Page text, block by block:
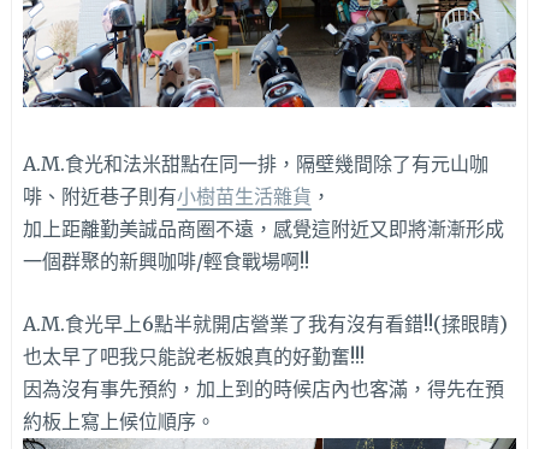
A.M.食光和法米甜點在同一排，隔壁幾間除了有元山咖
啡、附近巷子則有小樹苗生活雜貨 ，
加上距離勤美誠品商圈不遠，感覺這附近又即將漸漸形成
一個群聚的新興咖啡/輕食戰場啊!!
A.M.食光早上6點半就開店營業了我有沒有看錯!!(揉眼睛)
也太早了吧我只能說老板娘真的好勤奮!!!
因為沒有事先預約，加上到的時候店內也客滿，得先在預
約板上寫上候位順序。